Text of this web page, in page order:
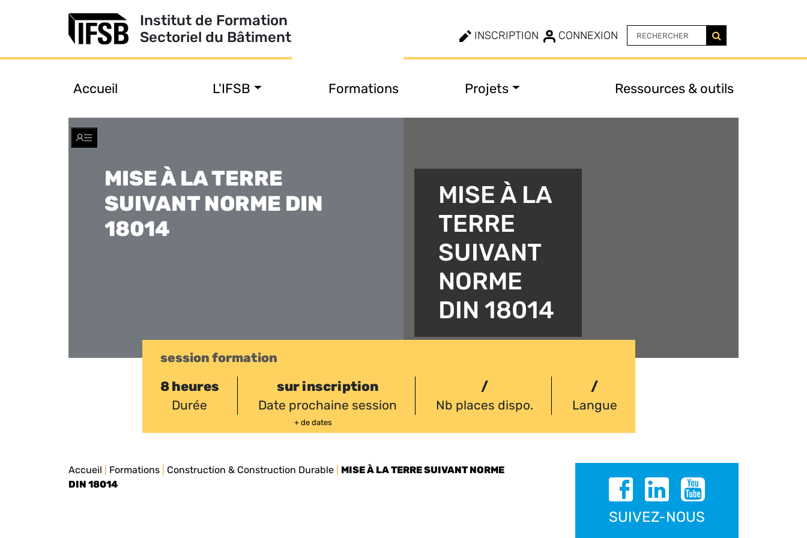
Institut de Formation
Sectoriel du Bâtiment
INSCRIPTION CONNEXION
Accueil L'IFSB Formations Projets Ressources & outils
Toggle
MISE À LA TERRE
SUIVANT NORME DIN
18014
MISE À LA
TERRE
SUIVANT
NORME
DIN 18014
session formation
8 heures
Durée
sur inscription
Date prochaine session
+ de dates
/
Nb places dispo.
/
Langue
Accueil Formations Construction & Construction Durable
MISE À LA TERRE SUIVANT NORME
DIN 18014
SUIVEZ-NOUS